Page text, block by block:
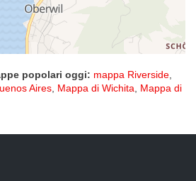
popolari oggi: mappa Riverside,
Aires, Mappa di Wichita, Mappa di